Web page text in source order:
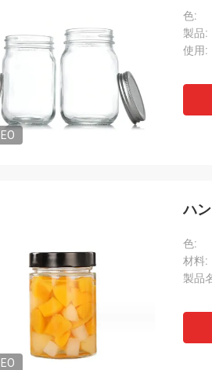
色:
製品:
使用:
ハ
色:
材料:
製品